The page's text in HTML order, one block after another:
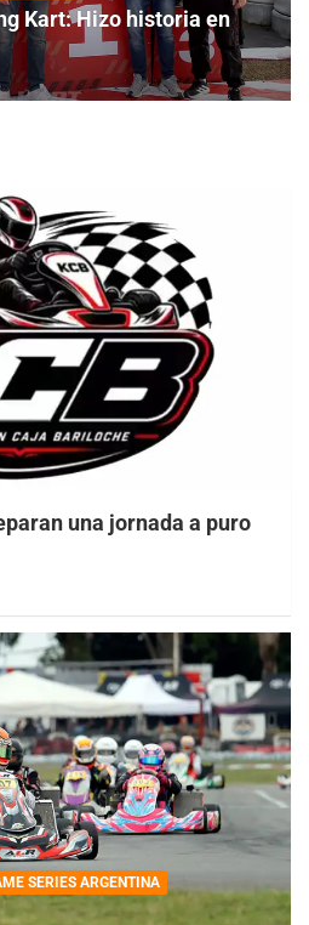
Kart: Hizo historia en
una jornada a puro
SERIES ARGENTINA